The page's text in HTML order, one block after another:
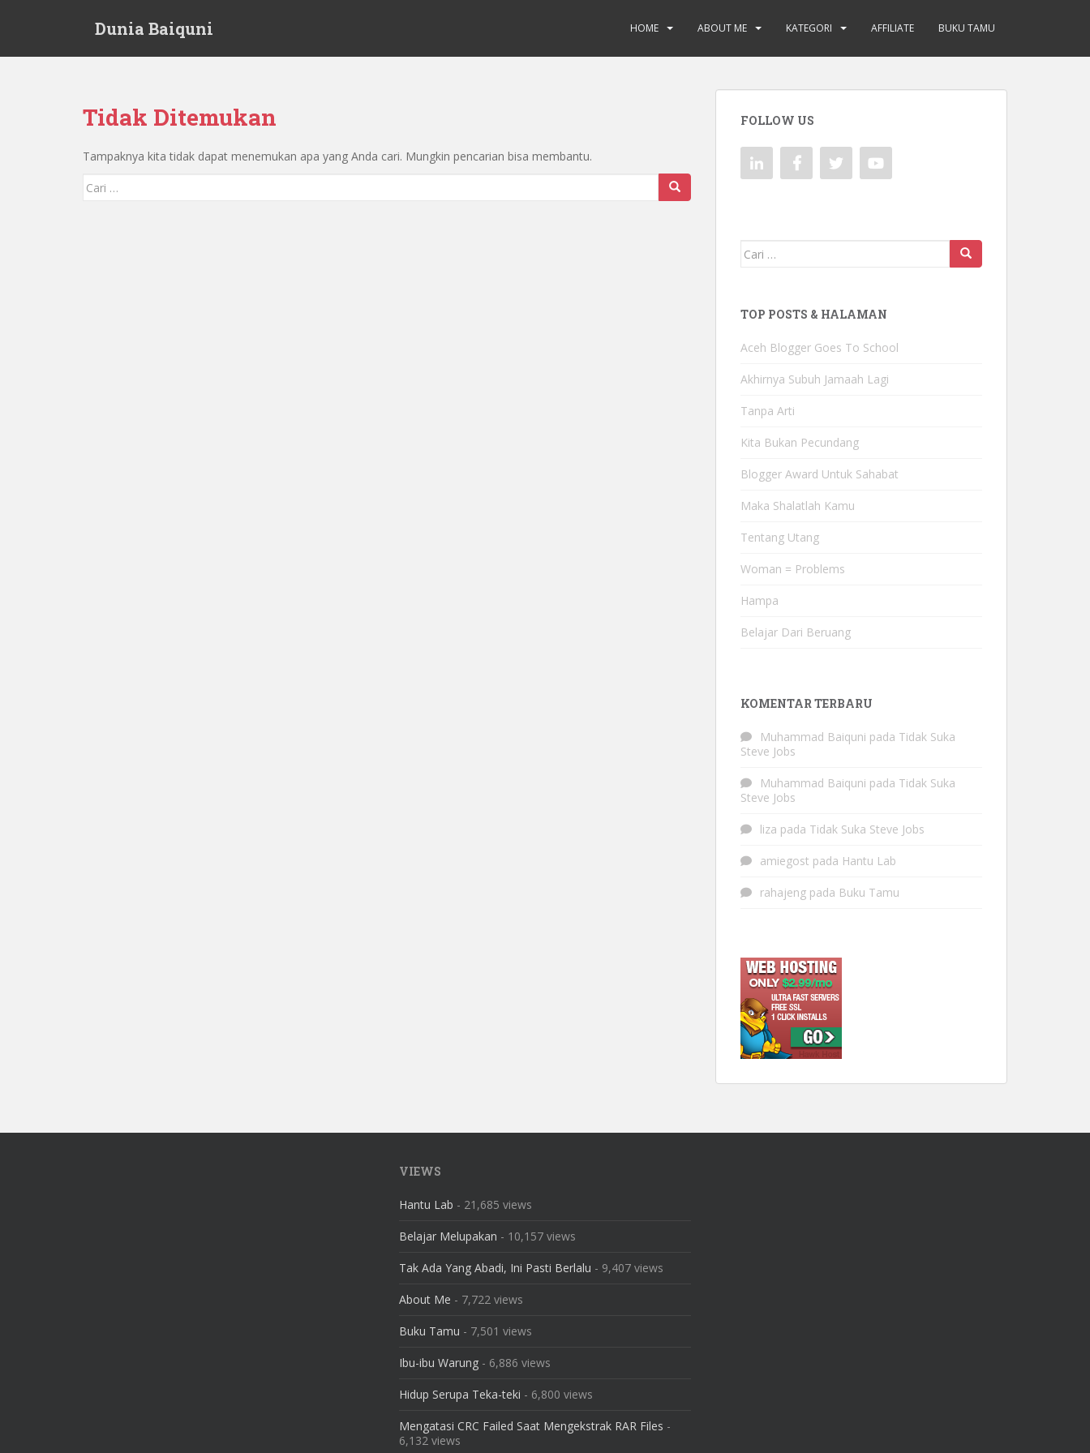
Dunia Baiquni HOME ABOUT ME KATEGORI AFFILIATE BUKU TAMU
Tidak Ditemukan
Tampaknya kita tidak dapat menemukan apa yang Anda cari. Mungkin pencarian bisa membantu.
Mencari:
FOLLOW US
Mencari:
TOP POSTS & HALAMAN
Aceh Blogger Goes To School
Akhirnya Subuh Jamaah Lagi
Tanpa Arti
Kita Bukan Pecundang
Blogger Award Untuk Sahabat
Maka Shalatlah Kamu
Tentang Utang
Woman = Problems
Hampa
Belajar Dari Beruang
KOMENTAR TERBARU
Muhammad Baiquni pada Tidak Suka
Steve Jobs
Muhammad Baiquni pada Tidak Suka
Steve Jobs
liza pada Tidak Suka Steve Jobs
amiegost pada Hantu Lab
rahajeng pada Buku Tamu
VIEWS
Hantu Lab - 21,685 views
Belajar Melupakan - 10,157 views
Tak Ada Yang Abadi, Ini Pasti Berlalu - 9,407 views
About Me - 7,722 views
Buku Tamu - 7,501 views
Ibu-ibu Warung - 6,886 views
Hidup Serupa Teka-teki - 6,800 views
Mengatasi CRC Failed Saat Mengekstrak RAR Files -
6,132 views